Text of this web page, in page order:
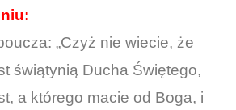
„Czyż nie wiecie, że
świątynią Ducha Świętego,
a którego macie od Boga, i